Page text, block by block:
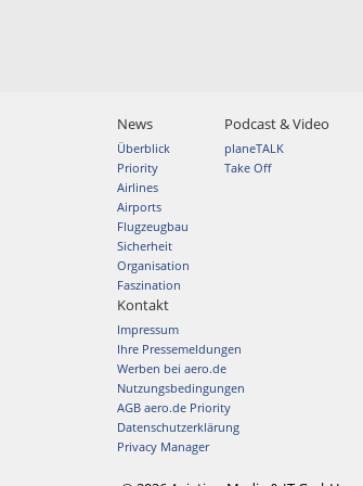
News
Überblick
Priority
Airlines
Airports
Flugzeugbau
Sicherheit
Organisation
Faszination
Podcast & Video
planeTALK
Take Off
Kontakt
Impressum
Ihre Pressemeldungen
Werben bei aero.de
Nutzungsbedingungen
AGB aero.de Priority
Datenschutzerklärung
Privacy Manager